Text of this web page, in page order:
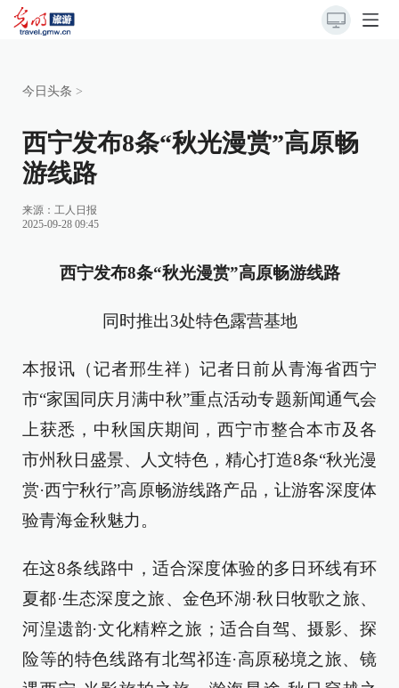
今日头条 >
西宁发布8条“秋光漫赏”高原畅
游线路
来源： 工人日报
2025-09-28 09:45
西宁发布8条“秋光漫赏”高原畅游线路
同时推出3处特色露营基地
本报讯（记者邢生祥）记者日前从青海省西宁
市“家国同庆月满中秋”重点活动专题新闻通气会
上获悉，中秋国庆期间，西宁市整合本市及各
市州秋日盛景、人文特色，精心打造8条“秋光漫
赏·西宁秋行”高原畅游线路产品，让游客深度体
验青海金秋魅力。
在这8条线路中，适合深度体验的多日环线有环
夏都·生态深度之旅、金色环湖·秋日牧歌之旅、
河湟遗韵·文化精粹之旅；适合自驾、摄影、探
险等的特色线路有北驾祁连·高原秘境之旅、镜